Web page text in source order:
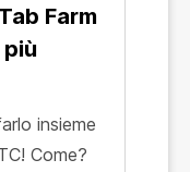
Farm
insieme
Come?